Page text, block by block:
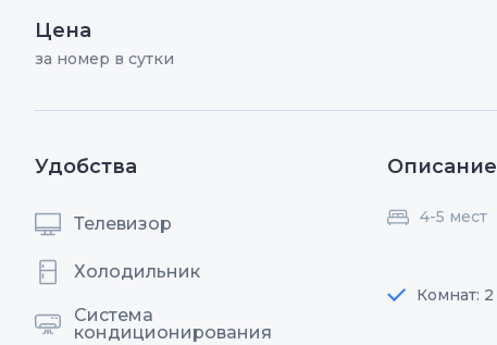
Цена
за номер в сутки
Удобства
Телевизор
Холодильник
Система
кондиционирования
Описание
4-5 мест
Комнат: 2